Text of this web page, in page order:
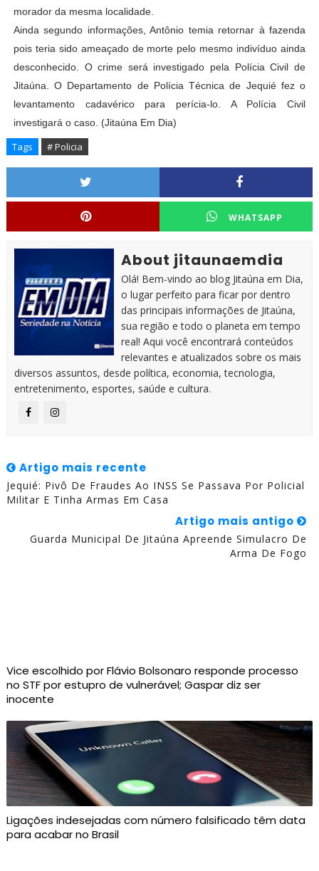
morador da mesma localidade.
Ainda segundo informações, Antônio temia retornar à fazenda
pois teria sido ameaçado de morte pelo mesmo indivíduo ainda
desconhecido. O crime será investigado pela Polícia Civil de
Jitaúna. O Departamento de Polícia Técnica de Jequié fez o
levantamento cadavérico para perícia-lo. A Polícia Civil
investigará o caso. (Jitaúna Em Dia)
Tags # Policia
WHATSAPP
About jitaunaemdia
Olá! Bem-vindo ao blog Jitaúna em Dia,
o lugar perfeito para ficar por dentro
das principais informações de Jitaúna,
sua região e todo o planeta em tempo
real! Aqui você encontrará conteúdos
relevantes e atualizados sobre os mais
diversos assuntos, desde política, economia, tecnologia,
entretenimento, esportes, saúde e cultura.
Artigo mais recente
Jequié: Pivô De Fraudes Ao INSS Se Passava Por Policial
Militar E Tinha Armas Em Casa
Artigo mais antigo
Guarda Municipal De Jitaúna Apreende Simulacro De
Arma De Fogo
Vice escolhido por Flávio Bolsonaro responde processo
no STF por estupro de vulnerável; Gaspar diz ser
inocente
Ligações indesejadas com número falsificado têm data
para acabar no Brasil